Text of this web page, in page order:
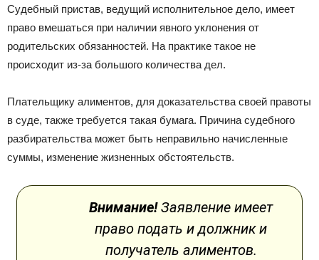
Судебный пристав, ведущий исполнительное дело, имеет
право вмешаться при наличии явного уклонения от
родительских обязанностей. На практике такое не
происходит из-за большого количества дел.
Плательщику алиментов, для доказательства своей правоты
в суде, также требуется такая бумага. Причина судебного
разбирательства может быть неправильно начисленные
суммы, изменение жизненных обстоятельств.
Внимание!Заявление имеет
право подать и должник и
получатель алиментов.